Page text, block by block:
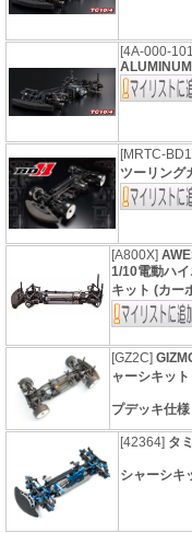
[4A-000-
[MRTC-
ツーリング
[A800X]
1/10電動ハ
キット (カー
[GZ2C]
ャーシキッ
プデッキ仕様
[42364] タ
シャーシキ